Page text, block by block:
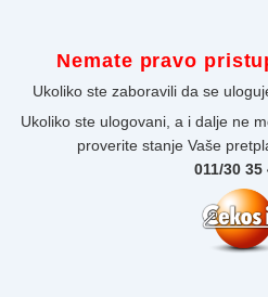
Nemate pravo
Ukoliko ste zaboravili da se
Ukoliko ste ulogovani, a i dalje ne
proverite stanje Vaše
011/30 35